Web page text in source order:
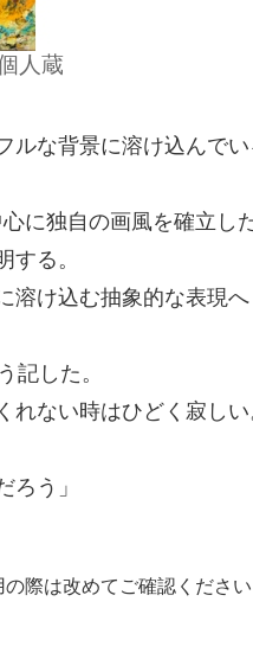
人蔵
ルな背景に溶け込んで
に独自の画風を確立し
する。
溶け込む抽象的な表現
記した。
れない時はひどく寂し
う」
際は改めてご確認くださ